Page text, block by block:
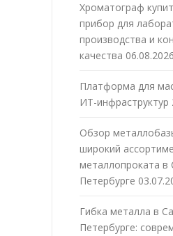
Хроматограф
прибор для
производства и
качества 06.08.2026
Платформа для
ИТ-инфраструктур
Обзор
широкий
металлопроката в
Петербурге
Гибка металла в
Петербурге: